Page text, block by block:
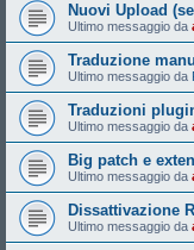
Nuovi Upload
Ultimo messaggio da
Traduzione
Ultimo messaggio da
Traduzioni
Ultimo messaggio da
Big patch e
Ultimo messaggio da
Dissattivazione
Ultimo messaggio da